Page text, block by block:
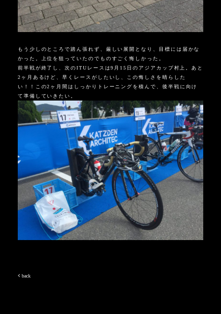
もう少しのところで踏ん張れず、厳しい展開となり、目標には届かな
かった。上位を狙っていたのでものすごく悔しかった。
前半戦が終了し、次のITUレースは9月15日のアジアカップ村上。あと
2ヶ月あるけど、早くレースがしたいし、この悔しさを晴らした
い！！この2ヶ月間はしっかりトレーニングを積んで、後半戦に向け
て準備していきたい。
back